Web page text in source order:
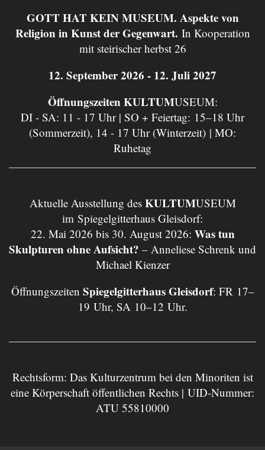
GOTT HAT KEIN MUSEUM. Aspekte von
Religion in Kunst der Gegenwart. In Kooperation
mit steirischer herbst 26
12. September 2026 - 12. Juli 2027
Öffnungszeiten KULTUMUSEUM:
DI - SA: 11 - 17 Uhr | SO + Feiertag: 15–18 Uhr
(Sommerzeit), 14 - 17 Uhr (Winterzeit) | MO:
Ruhetag
Aktuelle Ausstellung des KULTUMUSEUM
im Spiegelgitterhaus Gleisdorf:
22. Mai 2026 bis 30. August 2026: Was tun
Skulpturen ohne Aufsicht? – Anneliese Schrenk und
Michael Kienzer
Öffnungszeiten Spiegelgitterhaus Gleisdorf: FR 17–
19 Uhr, SA 10–12 Uhr.
Rechtsform: Das Kulturzentrum bei den Minoriten ist
eine Körperschaft öffentlichen Rechts | UID-Nummer:
ATU 55810000